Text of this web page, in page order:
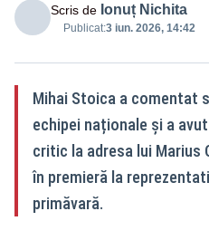
Scris de Ionuț Nichita
Publicat:3 iun. 2026, 14:42
Mihai Stoica a comentat
echipei naționale și a
critic la adresa lui
în premieră la
primăvară.